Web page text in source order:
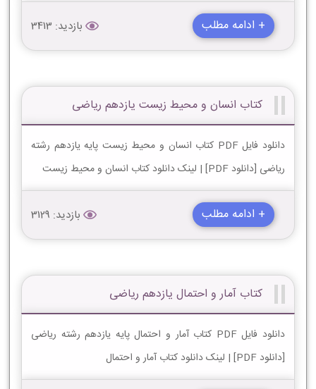
+ ادامه مطلب بازدید: 3413
کتاب انسان و محیط زیست یازدهم ریاضی
دانلود فایل PDF کتاب انسان و محیط زیست پایه یازدهم رشته
ریاضی [دانلود PDF] | لینک دانلود کتاب انسان و محیط زیست
+ ادامه مطلب بازدید: 3129
کتاب آمار و احتمال یازدهم ریاضی
دانلود فایل PDF کتاب آمار و احتمال پایه یازدهم رشته ریاضی
[دانلود PDF] | لینک دانلود کتاب آمار و احتمال